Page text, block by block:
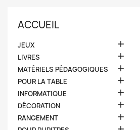
ACCUEIL
JEUX 
LIVRES 
MATÉRIELS PÉDAGOGIQUES 
POUR LA TABLE 
INFORMATIQUE 
DÉCORATION 
RANGEMENT 